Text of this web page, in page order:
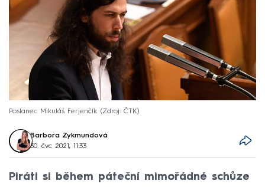
Poslanec Mikuláš Ferjenčík Zdroj: ČTK
Barbora Zykmundová
30. čvc 2021, 11:33
Piráti si během páteční mimořádné schůze